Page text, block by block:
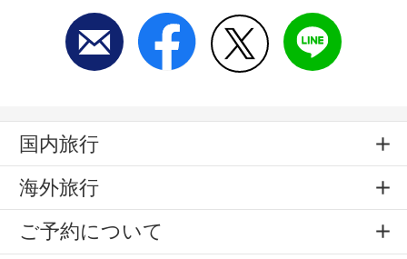
国内旅行
海外旅行
ご予約について